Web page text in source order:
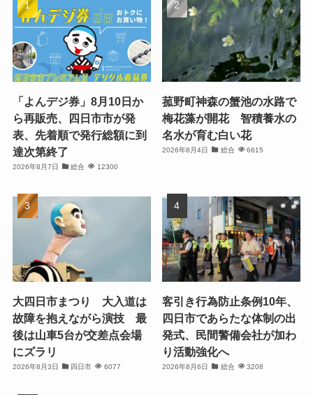
「よんデジ券」8月10日か
ら再販売、四日市市が発
表、先着順で発行総額に到
達次第終了
2026年8月7日 総合 12300
菰野町神森の蟹池の水路で
梅花藻が開花 智積養水の
名水が育む白い花
2026年8月4日 総合 6615
大四日市まつり 大入道は
故障を抱えながら演技 最
後は山車5台が交差点会場
にズラリ
2026年8月3日 四日市 6077
客引き行為防止条例10年、
四日市であらたな体制の出
発式、民間警備会社が加わ
り活動強化へ
2026年8月6日 総合 3208